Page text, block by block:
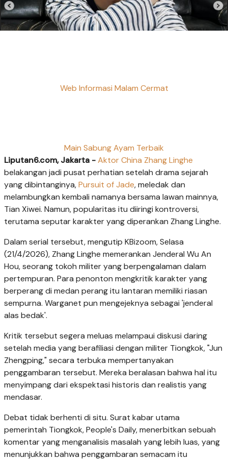
Web Informasi Malam Cermat
Main Sabung Ayam Terbaik
Liputan6.com, Jakarta -Aktor China Zhang Linghe
belakangan jadi pusat perhatian setelah drama sejarah
yang dibintanginya,Pursuit of Jade, meledak dan
melambungkan kembali namanya bersama lawan mainnya,
Tian Xiwei. Namun, popularitas itu diiringi kontroversi,
terutama seputar karakter yang diperankan Zhang Linghe.
Dalam serial tersebut, mengutip KBizoom, Selasa
(21/4/2026), Zhang Linghe memerankan Jenderal Wu An
Hou, seorang tokoh militer yang berpengalaman dalam
pertempuran. Para penonton mengkritik karakter yang
berperang di medan perang itu lantaran memiliki riasan
sempurna. Warganet pun mengejeknya sebagai 'jenderal
alas bedak'.
Kritik tersebut segera meluas melampaui diskusi daring
setelah media yang berafiliasi dengan militer Tiongkok, "Jun
Zhengping," secara terbuka mempertanyakan
penggambaran tersebut. Mereka beralasan bahwa hal itu
menyimpang dari ekspektasi historis dan realistis yang
mendasar.
Debat tidak berhenti di situ. Surat kabar utama
pemerintah Tiongkok, People's Daily, menerbitkan sebuah
komentar yang menganalisis masalah yang lebih luas, yang
menunjukkan bahwa penggambaran semacam itu